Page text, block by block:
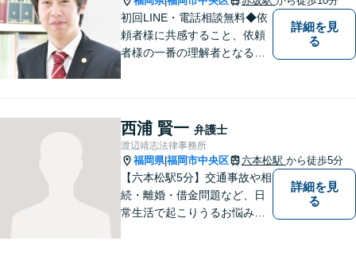
い【分割払い可】
初回LINE・電話相談無料◆依
頼者様に共感すること、依頼
者様の一番の理解者となるこ
詳細を見
る
西浦 賢一 弁護士
渡辺靖志法律事務所
福岡県|福岡市中央区 六本松駅 から徒歩5分
【六本松駅5分】交通事故や相
続・離婚・借金問題など、日
常生活で起こりうるお悩みの
詳細を見
る